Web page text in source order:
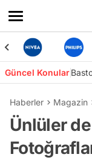
Güncel Konular
Haberler Magazin
Ünlüler de